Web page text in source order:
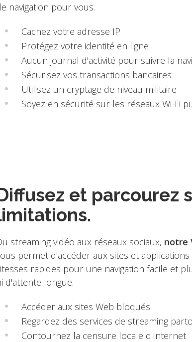
navigation pour vous.
Cachez votre adresse IP
Protégez votre identité en ligne
Aucun journal d'activité pour suivre la
Sécurisez vos transactions bancaires
Utilisez un cryptage de niveau militaire
Soyez en sécurité sur les réseaux Wi-Fi
et parcourez
streaming vidéo aux réseaux sociaux, notre
permet d'accéder aux sites et
rapides pour une navigation facile et
d'attente longue.
Accéder aux sites Web bloqués
Regardez des services de streaming
Contournez la censure locale d'Internet